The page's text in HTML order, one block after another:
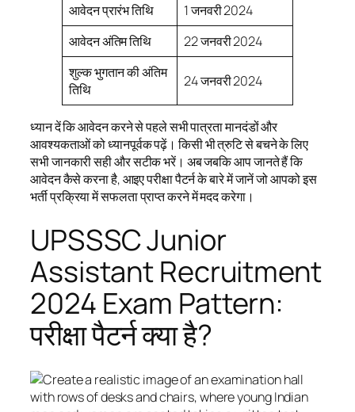
आवेदन प्रारंभ तिथि
1 जनवरी 2024
आवेदन अंतिम तिथि
22 जनवरी 2024
शुल्क भुगतान की अंतिम
तिथि
24 जनवरी 2024
ध्यान दें कि आवेदन करने से पहले सभी पात्रता मानदंडों और
आवश्यकताओं को ध्यानपूर्वक पढ़ें। किसी भी त्रुटि से बचने के लिए
सभी जानकारी सही और सटीक भरें। अब जबकि आप जानते हैं कि
आवेदन कैसे करना है, आइए परीक्षा पैटर्न के बारे में जानें जो आपको इस
भर्ती प्रक्रिया में सफलता प्राप्त करने में मदद करेगा।
UPSSSC Junior
Assistant Recruitment
2024 Exam Pattern:
परीक्षा पैटर्न क्या है?